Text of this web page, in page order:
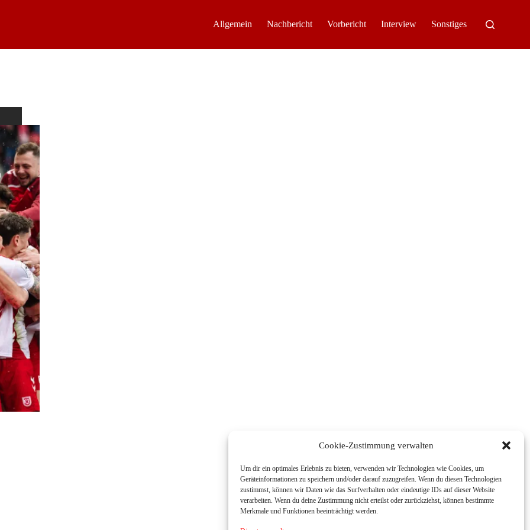
Cookie-Zustimmung verwalten
Um dir ein optimales Erlebnis zu bieten, verwenden wir Technologien wie Cookies, um
Geräteinformationen zu speichern und/oder darauf zuzugreifen. Wenn du diesen Technologien
zustimmst, können wir Daten wie das Surfverhalten oder eindeutige IDs auf dieser Website
verarbeiten. Wenn du deine Zustimmung nicht erteilst oder zurückziehst, können bestimmte
Merkmale und Funktionen beeinträchtigt werden.
Allgemein Nachbericht Vorbericht Interview Sonstiges